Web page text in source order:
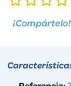
¡Compártelo!